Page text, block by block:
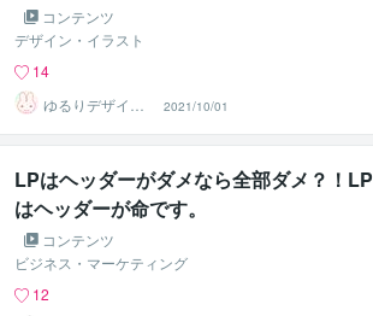
コンテンツ
デザイン・イラスト
14
ゆるりデザイン
＠夏季休暇中
2021/10/01
LPはヘッダーがダメなら全部ダメ？！LP
はヘッダーが命です。
コンテンツ
ビジネス・マーケティング
12